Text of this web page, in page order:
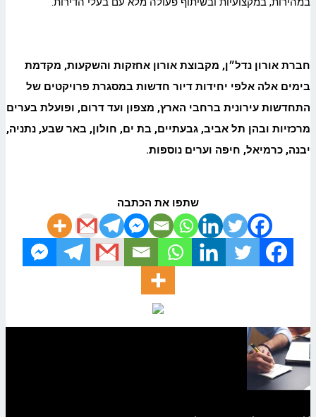
חברת אורון נדל״ן, מקבוצת אורון אחזקות והשקעות, מקדמת
בימים אלה אלפי יחידות דיור חדשות במסגרת פרויקטים של
התחדשות עירונית ברחבי הארץ, מצפון ועד דרום, ופועלת בערים
מרכזיות ובהן תל אביב, גבעתיים, בת ים, חולון, באר שבע, נתניה,
יבנה, כרמיאל, חיפה וערים נוספות.
שתפו את הכתבה